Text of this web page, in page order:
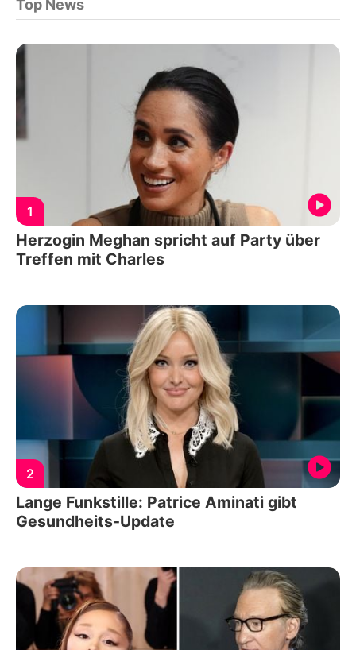
Top News
1
Herzogin Meghan spricht auf Party über
Treffen mit Charles
2
Lange Funkstille: Patrice Aminati gibt
Gesundheits-Update